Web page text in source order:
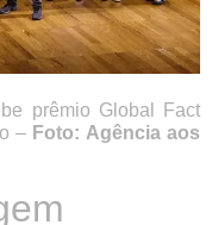
prêmio Global Fact
– Foto: Agência aos